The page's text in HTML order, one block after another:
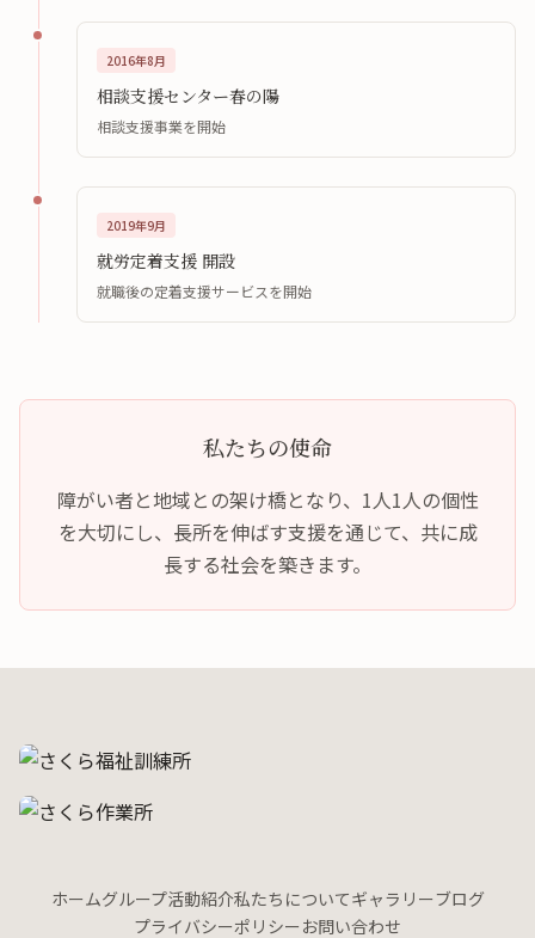
2016年8月
相談支援センター春の陽
相談支援事業を開始
2019年9月
就労定着支援 開設
就職後の定着支援サービスを開始
私たちの使命
障がい者と地域との架け橋となり、1人1人の個性
を大切にし、長所を伸ばす支援を通じて、共に成
長する社会を築きます。
ホームグループ活動紹介私たちについてギャラリーブログ
プライバシーポリシー お問い合わせ